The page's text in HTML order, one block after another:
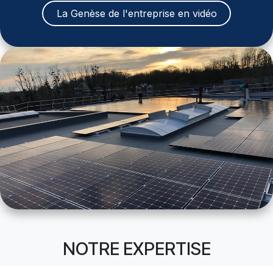
La Genèse de l'entreprise en vidéo
NOTRE EXPERTISE